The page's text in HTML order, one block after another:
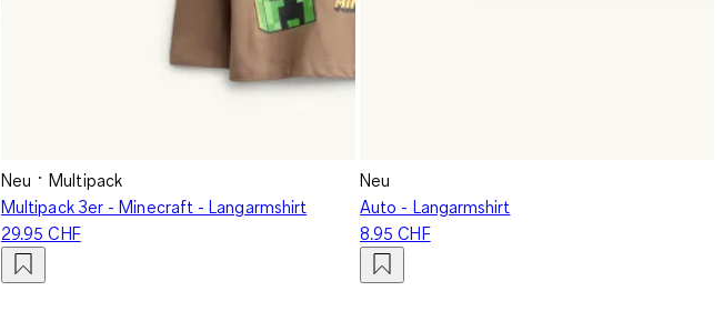
Neu
Multipack
Multipack 3er - Minecraft - Langarmshirt
29.95 CHF
Neu
Auto - Langarmshirt
8.95 CHF